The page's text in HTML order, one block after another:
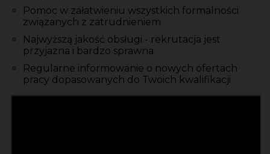
Pomoc w załatwieniu wszystkich formalności
związanych z zatrudnieniem
Najwyższą jakość obsługi - rekrutacja jest
przyjazna i bardzo sprawna
Regularne informowanie o nowych ofertach
pracy dopasowanych do Twoich kwalifikacji